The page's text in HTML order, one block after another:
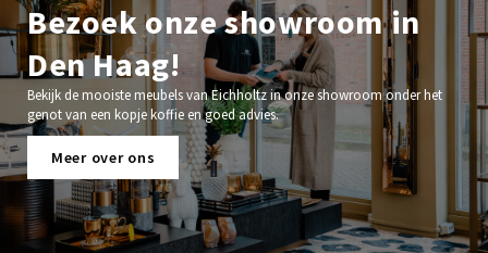
Bezoek onze showroom in
Den Haag!
Bekijk de mooiste meubels van Eichholtz in onze showroom onder het
genot van een kopje koffie en goed advies.
Meer over ons